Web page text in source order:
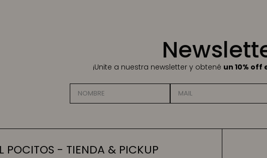
¡Unite a nuestra newsletter y obtené un 10%
POCITOS - TIENDA & PICKUP